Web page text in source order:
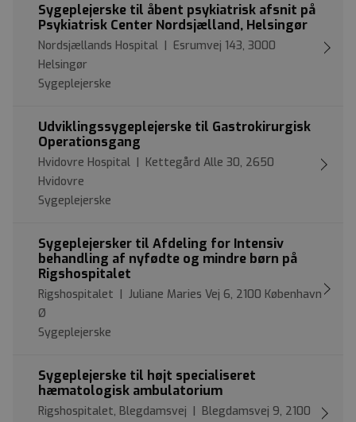
Sygeplejerske til åbent psykiatrisk afsnit på
Psykiatrisk Center Nordsjælland, Helsingør
Nordsjællands Hospital | Esrumvej 143, 3000
Helsingør
Sygeplejerske
Udviklingssygeplejerske til Gastrokirurgisk
Operationsgang
Hvidovre Hospital | Kettegård Alle 30, 2650
Hvidovre
Sygeplejerske
Sygeplejersker til Afdeling for Intensiv
behandling af nyfødte og mindre børn på
Rigshospitalet
Rigshospitalet | Juliane Maries Vej 6, 2100 København
Ø
Sygeplejerske
Sygeplejerske til højt specialiseret
hæmatologisk ambulatorium
Rigshospitalet, Blegdamsvej | Blegdamsvej 9, 2100